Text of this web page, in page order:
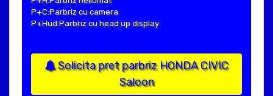
P+C:Parbriz cu camera
P+Hud:Parbriz cu head up display
Solicita pret parbriz HONDA CIVIC
Saloon